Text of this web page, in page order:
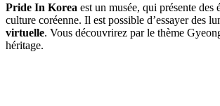
Pride In Korea est un musée, qui présente des
culture coréenne. Il est possible d’essayer des
virtuelle. Vous découvrirez par le thème
héritage.